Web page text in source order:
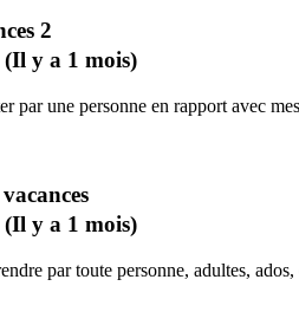
2
(Il y a 1 mois)
par une personne en rapport avec
(Il y a 1 mois)
par toute personne, adultes,